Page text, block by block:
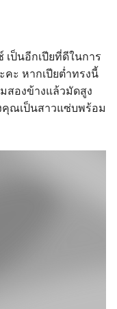
เป็นอีกเปียที่ดีในการ
คะ หากเปียต่ำทรงนี้
สองข้างแล้วมัดสูง
คุณเป็นสาวแซ่บพร้อม